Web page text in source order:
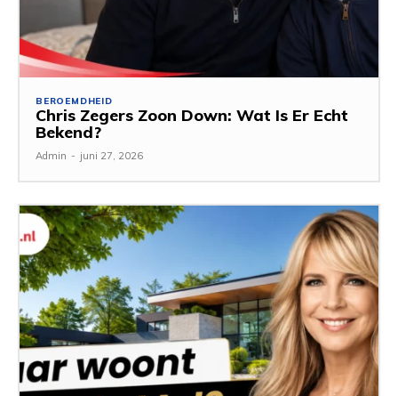
BEROEMDHEID
Chris Zegers Zoon Down: Wat Is Er Echt
Bekend?
Admin - juni 27, 2026